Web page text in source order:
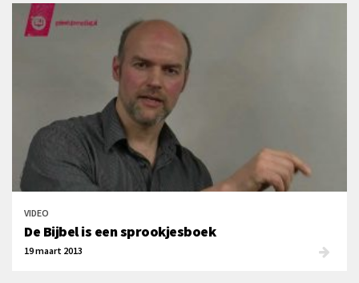
VIDEO
De Bijbel is een sprookjesboek
19 maart 2013